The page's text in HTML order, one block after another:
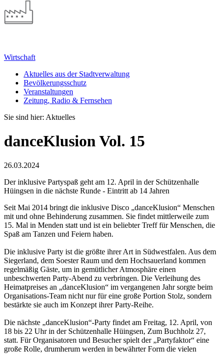
Wirtschaft
Aktuelles aus der Stadtverwaltung
Bevölkerungsschutz
Veranstaltungen
Zeitung, Radio & Fernsehen
Sie sind hier: Aktuelles
danceKlusion Vol. 15
26.03.2024
Der inklusive Partyspaß geht am 12. April in der Schützenhalle
Hüingsen in die nächste Runde - Eintritt ab 14 Jahren
Seit Mai 2014 bringt die inklusive Disco „danceKlusion“ Menschen
mit und ohne Behinderung zusammen. Sie findet mittlerweile zum
15. Mal in Menden statt und ist ein beliebter Treff für Menschen, die
Spaß am Tanzen und Feiern haben.
Die inklusive Party ist die größte ihrer Art in Südwestfalen. Aus dem
Siegerland, dem Soester Raum und dem Hochsauerland kommen
regelmäßig Gäste, um in gemütlicher Atmosphäre einen
unbeschwerten Party-Abend zu verbringen. Die Verleihung des
Heimatpreises an „danceKlusion“ im vergangenen Jahr sorgte beim
Organisations-Team nicht nur für eine große Portion Stolz, sondern
bestärkte sie auch im Konzept ihrer Party-Reihe.
Die nächste „danceKlusion“-Party findet am Freitag, 12. April, von
18 bis 22 Uhr in der Schützenhalle Hüingsen, Zum Buchholz 27,
statt. Für Organisatoren und Besucher spielt der „Partyfaktor“ eine
große Rolle, drumherum werden in bewährter Form die vielen